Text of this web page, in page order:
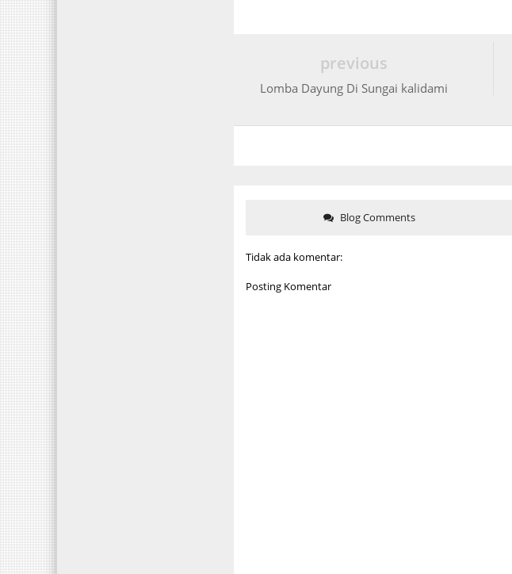
previous
Lomba Dayung Di Sungai kalidami
Blog Comments
Tidak ada komentar:
Posting Komentar